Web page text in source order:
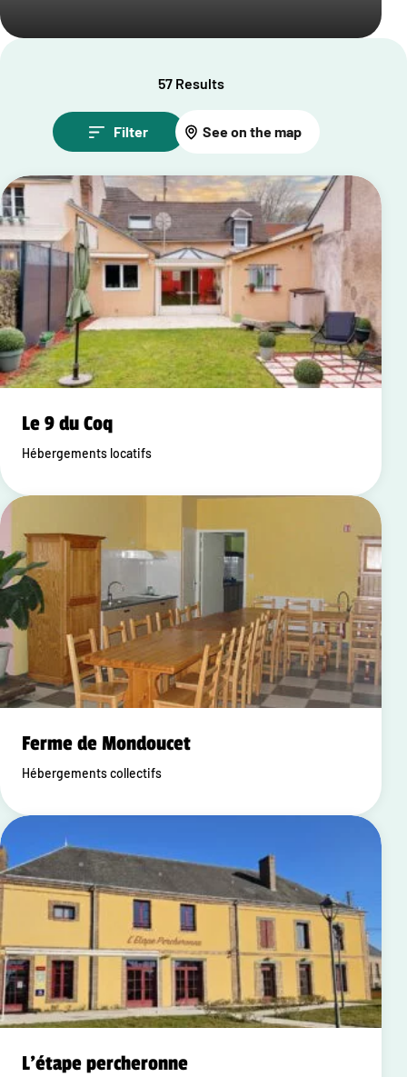
57 Results
Filter See on the map
Le 9 du Coq
Hébergements locatifs
Ferme de Mondoucet
Hébergements collectifs
L'étape percheronne